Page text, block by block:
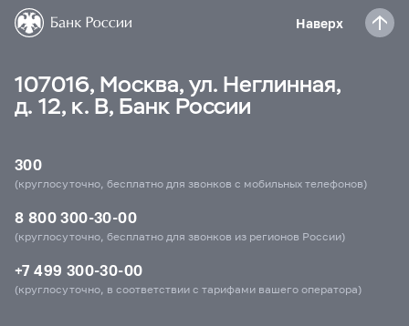
Наверх
107016, Москва, ул. Неглинная,
д. 12, к. В, Банк России
300
(круглосуточно, бесплатно для звонков с мобильных телефонов)
8 800 300-30-00
(круглосуточно, бесплатно для звонков из регионов России)
+7 499 300-30-00
(круглосуточно, в соответствии с тарифами вашего оператора)